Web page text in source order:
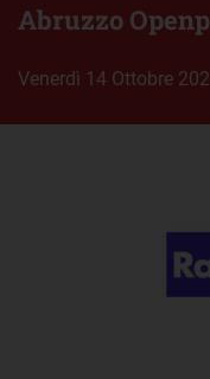
Abruzzo
venerdì 14 Ottobre